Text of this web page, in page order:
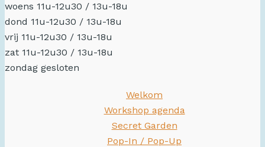
woens 11u-12u30 / 13u-18u
dond 11u-12u30 / 13u-18u
vrij 11u-12u30 / 13u-18u
zat 11u-12u30 / 13u-18u
zondag gesloten
Welkom
Workshop agenda
Secret Garden
Pop-In / Pop-Up